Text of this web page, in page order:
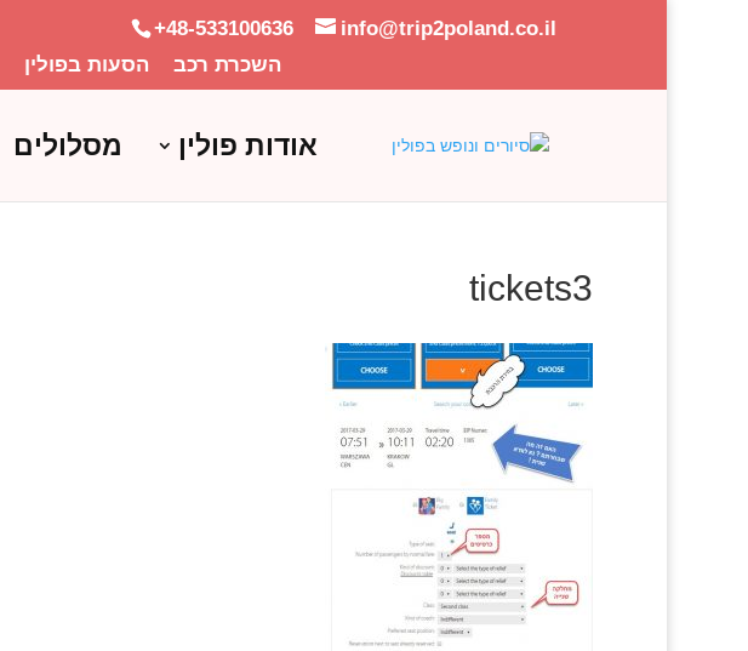
+48-533100636
info@trip2poland.co.il
השכרת רכב
הסעות בפולין
אודות פולין מסלולים
tickets3